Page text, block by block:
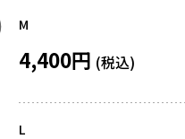
M
4,400円
L